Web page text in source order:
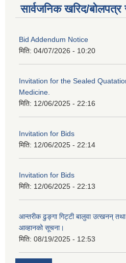
सार्वजनिक खरिद/
Bid Addendum Notice
मिति: 04/07/2026 - 10:20
Invitation for the Sealed
Medicine.
मिति: 12/06/2025 - 22:16
Invitation for Bids
मिति: 12/06/2025 - 22:14
Invitation for Bids
मिति: 12/06/2025 - 22:13
आन्तरीक ढुङ्गा गिट्टी बालुवा उत्खनन् तथा
आव्हानको सूचना।
मिति: 08/19/2025 - 12:53